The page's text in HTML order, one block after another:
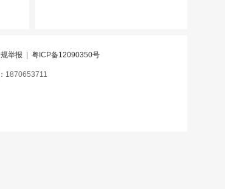
举报 粤ICP备12090350号
1870653711